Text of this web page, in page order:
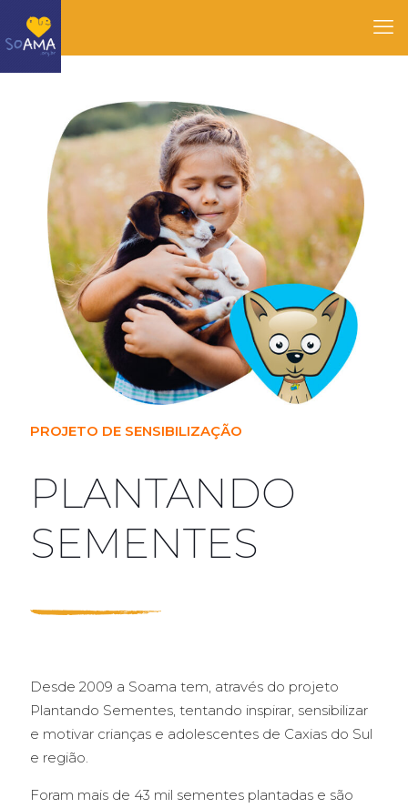
PROJETO DE SENSIBILIZAÇÃO
PLANTANDO
SEMENTES
Desde 2009 a Soama tem, através do projeto
Plantando Sementes, tentando inspirar, sensibilizar
e motivar crianças e adolescentes de Caxias do Sul
e região.
Foram mais de 43 mil sementes plantadas e são